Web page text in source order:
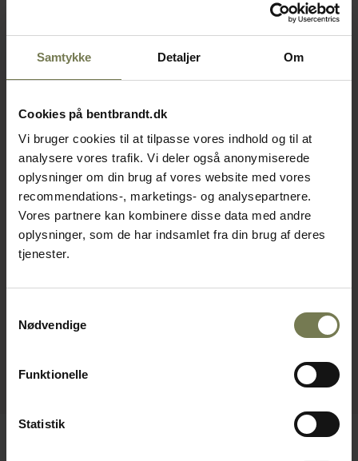
Samtykke Detaljer Om
Cookies på bentbrandt.dk
Vi bruger cookies til at tilpasse vores indhold og til at
analysere vores trafik. Vi deler også anonymiserede
oplysninger om din brug af vores website med vores
recommendations-, marketings- og analysepartnere.
Vores partnere kan kombinere disse data med andre
oplysninger, som de har indsamlet fra din brug af deres
tjenester.
Nødvendige
Funktionelle
Statistik